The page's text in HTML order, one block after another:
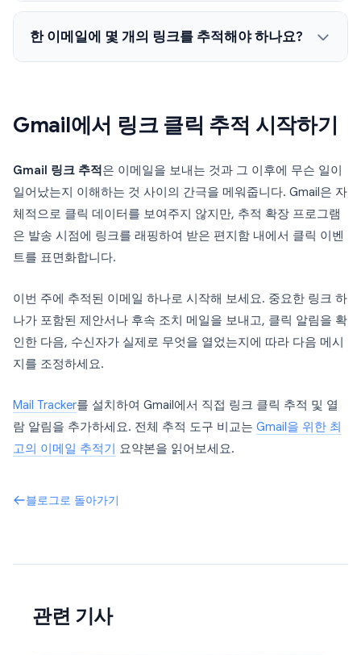
한 이메일에 몇 개의 링크를 추적해야 하나요?
Gmail에서 링크 클릭 추적 시작하기
Gmail 링크 추적은 이메일을 보내는 것과 그 이후에 무슨 일이
일어났는지 이해하는 것 사이의 간극을 메워줍니다. Gmail은 자
체적으로 클릭 데이터를 보여주지 않지만, 추적 확장 프로그램
은 발송 시점에 링크를 래핑하여 받은 편지함 내에서 클릭 이벤
트를 표면화합니다.
이번 주에 추적된 이메일 하나로 시작해 보세요. 중요한 링크 하
나가 포함된 제안서나 후속 조치 메일을 보내고, 클릭 알림을 확
인한 다음, 수신자가 실제로 무엇을 열었는지에 따라 다음 메시
지를 조정하세요.
Mail Tracker를 설치하여 Gmail에서 직접 링크 클릭 추적 및 열
람 알림을 추가하세요. 전체 추적 도구 비교는 Gmail을 위한 최
고의 이메일 추적기 요약본을 읽어보세요.
블로그로 돌아가기
관련 기사